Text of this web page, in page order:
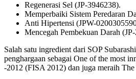
Regenerasi Sel (JP-3946238).
Memperbaiki Sistem Peredaran
Anti Hipertensi (JPW-
Mencegah Pembekuan Darah
Salah satu ingredient dari SOP
penghargaan sebagai One of the most
-2012 (FISA 2012) dan juga meraih